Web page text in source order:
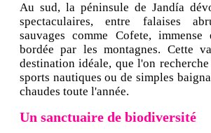
Au sud, la péninsule de Jandía
spectaculaires, entre falaises
sauvages comme Cofete, immense
bordée par les montagnes. Cette
destination idéale, que l'on
sports nautiques ou de simples
chaudes toute l'année.
Un sanctuaire de biodiversité